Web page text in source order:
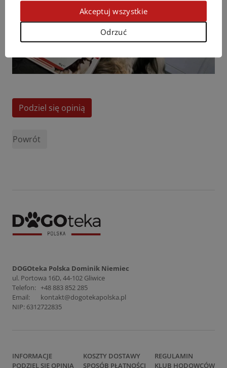
Podziel się opinią
Powrót
DOGOteka Polska Dominik Niemiec
ul. Portowa 16D, 44-102 Gliwice
Telefon: +48 883 852 285
Email:
kontakt@dogotekapolska.pl
NIP: 6312722835
INFORMACJE
PODZIEL SIĘ OPINIĄ
KOSZTY DOSTAWY
SPOSÓB PŁATNOŚCI
REGULAMIN
KLUB HODOWCÓW
Odrzuć
Akceptuj wszystkie